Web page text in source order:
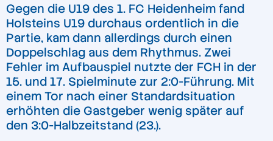
Gegen die U19 des 1. FC Heidenheim fand
Holsteins U19 durchaus ordentlich in die
Partie, kam dann allerdings durch einen
Doppelschlag aus dem Rhythmus. Zwei
Fehler im Aufbauspiel nutzte der FCH in der
15. und 17. Spielminute zur 2:0-Führung. Mit
einem Tor nach einer Standardsituation
erhöhten die Gastgeber wenig später auf
den 3:0-Halbzeitstand (23.).